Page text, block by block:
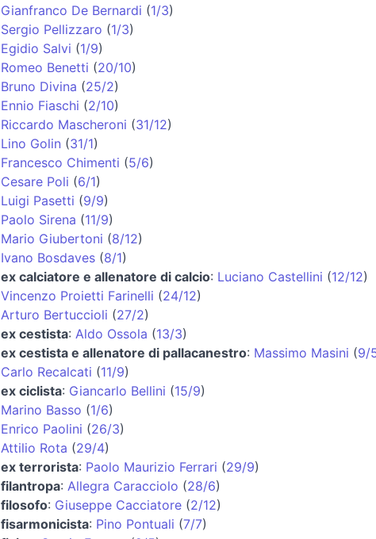
Gianfranco De Bernardi (1/3)
Sergio Pellizzaro (1/3)
Egidio Salvi (1/9)
Romeo Benetti (20/10)
Bruno Divina (25/2)
Ennio Fiaschi (2/10)
Riccardo Mascheroni (31/12)
Lino Golin (31/1)
Francesco Chimenti (5/6)
Cesare Poli (6/1)
Luigi Pasetti (9/9)
Paolo Sirena (11/9)
Mario Giubertoni (8/12)
Ivano Bosdaves(8/1)
ex calciatore e allenatore di calcio: Luciano Castellini (12/12)
Vincenzo Proietti Farinelli (24/12)
Arturo Bertuccioli (27/2)
ex cestista: Aldo Ossola (13/3)
ex cestista e allenatore di pallacanestro: Massimo Masini (9/
Carlo Recalcati (11/9)
ex ciclista: Giancarlo Bellini (15/9)
Marino Basso (1/6)
Enrico Paolini (26/3)
Attilio Rota (29/4)
ex terrorista: Paolo Maurizio Ferrari (29/9)
filantropa: Allegra Caracciolo (28/6)
filosofo: Giuseppe Cacciatore(2/12)
fisarmonicista: Pino Pontuali (7/7)